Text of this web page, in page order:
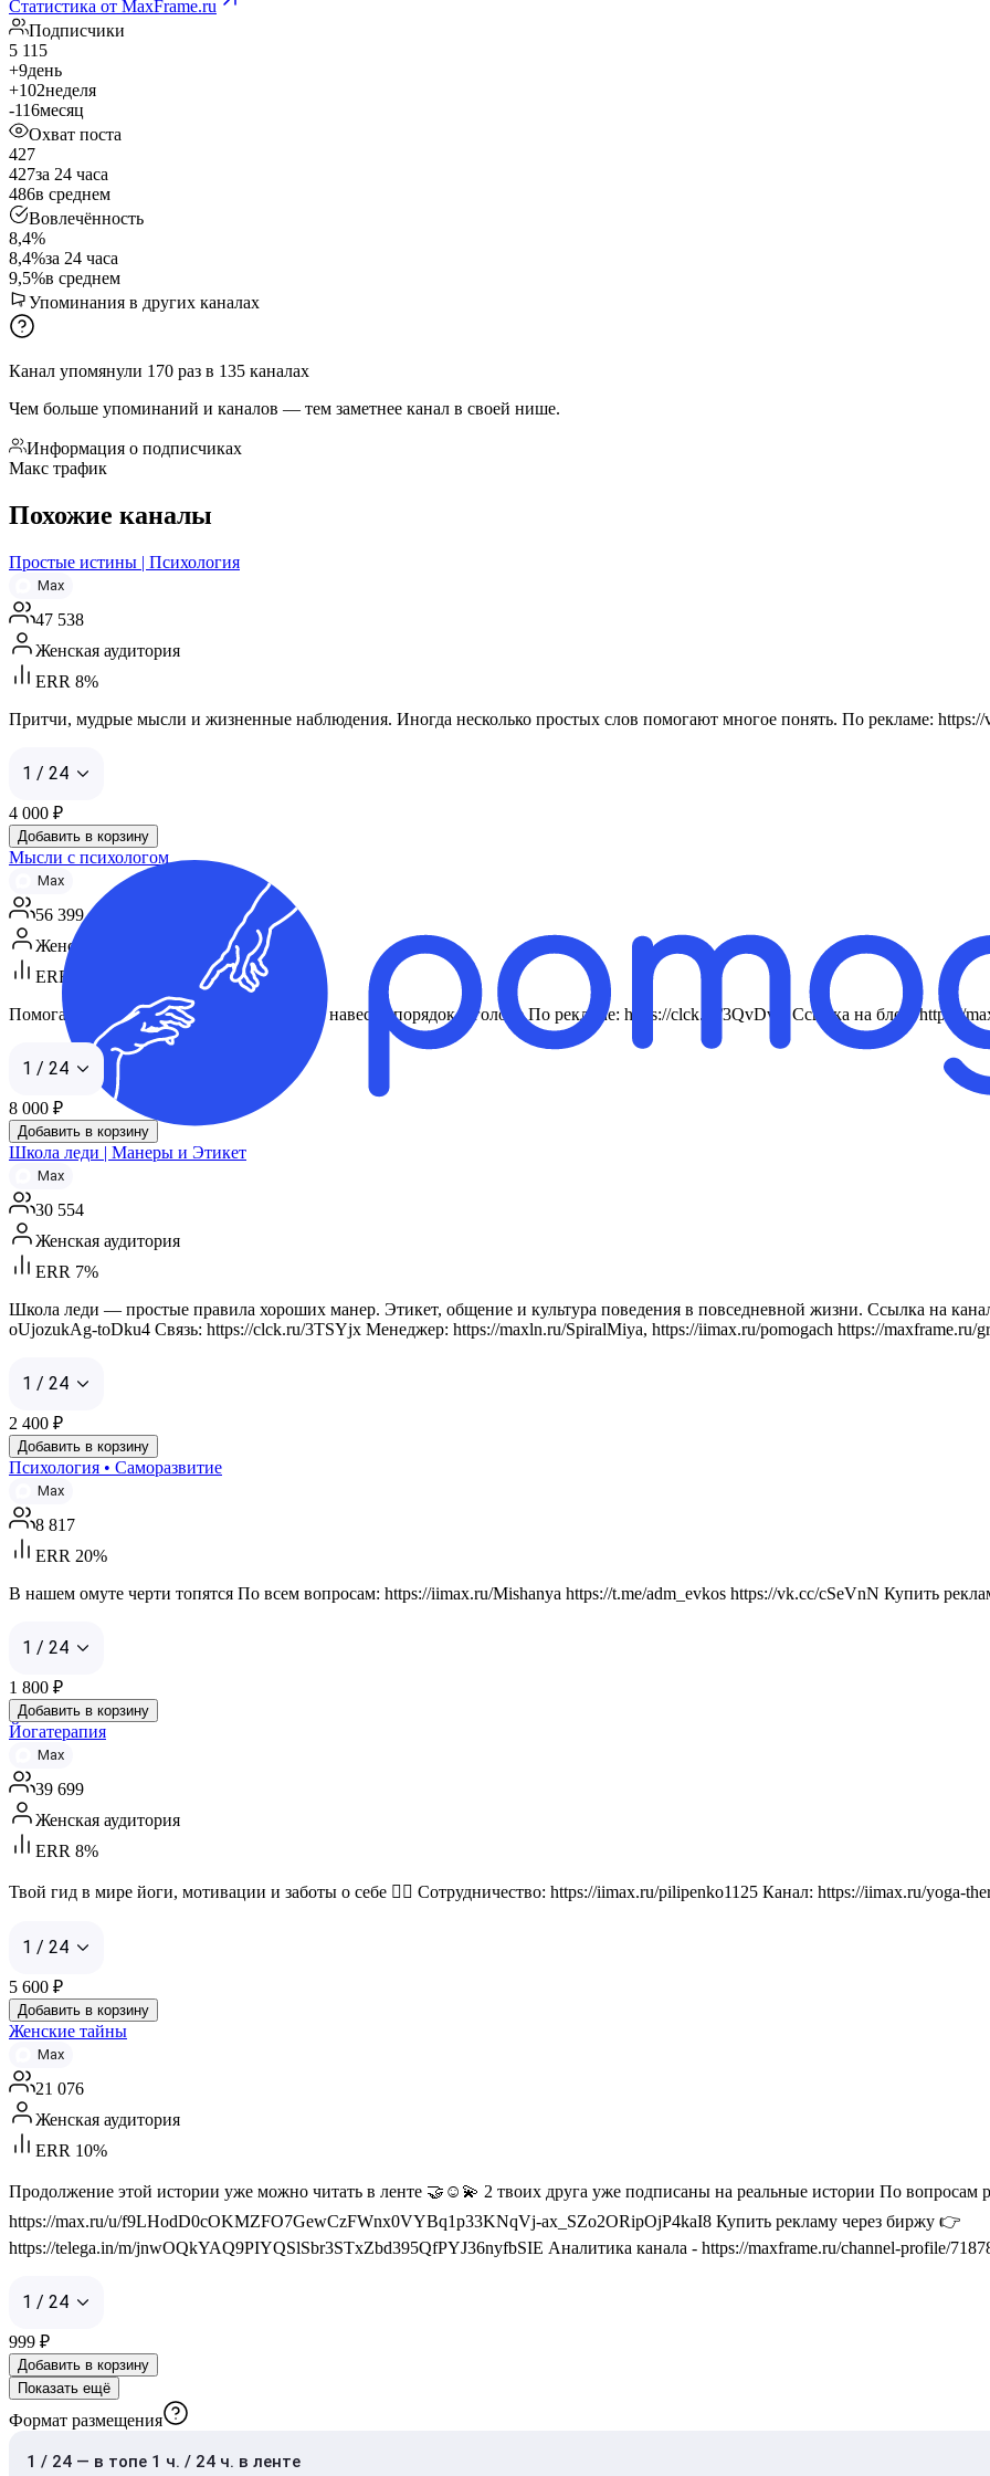
Статистика от MaxFrame.ru
Подписчики
5 115
+9день
+102неделя
-116месяц
Охват поста
427
427за 24 часа
486в среднем
Вовлечённость
8,4%
8,4%за 24 часа
9,5%в среднем
Упоминания в других каналах
Канал упомянули 170 раз в 135 каналах
Чем больше упоминаний и каналов — тем заметнее канал в своей нише.
Информация о подписчиках
Макс трафик
Похожие каналы
Простые истины | Психология
Max
47 538
Женская аудитория
ERR 8%
Притчи, мудрые мысли и жизненные наблюдения. Иногда несколько простых слов помогают многое понять. По рекламе: https://
1 / 24
4 000 ₽
Добавить в корзину
Мысли с психологом
Max
56 399
Женская аудитория
ERR 14%
Помогаем «выдохнуть», убрать тревогу и навести порядок в голове По рекламе: https://clck.ru/3QvDvC Ссылка на блог:
1 / 24
8 000 ₽
Добавить в корзину
Школа леди | Манеры и Этикет
Max
30 554
Женская аудитория
ERR 7%
Школа леди — простые правила хороших манер. Этикет, общение и культура поведения в повседневной жизни. Ссылка на
oUjozukAg-toDku4 Связь: https://clck.ru/3TSYjx Менеджер: https://maxln.ru/SpiralMiya, https://iimax.ru/pomogach https://maxframe.ru/
1 / 24
2 400 ₽
Добавить в корзину
Психология • Саморазвитие
Max
8 817
ERR 20%
В нашем омуте черти топятся По всем вопросам: https://iimax.ru/Mishanya https://t.me/adm_evkos https://vk.cc/cSeVnN Купить
1 / 24
1 800 ₽
Добавить в корзину
Йогатерапия
Max
39 699
Женская аудитория
ERR 8%
Твой гид в мире йоги, мотивации и заботы о себе 🧘‍♀️ Сотрудничество: https://iimax.ru/pilipenko1125 Канал: https://iimax.ru/yoga-
1 / 24
5 600 ₽
Добавить в корзину
Женские тайны
Max
21 076
Женская аудитория
ERR 10%
Продолжение этой истории уже можно читать в ленте 🤝☺️💫 2 твоих друга уже подписаны на реальные истории По вопросам
https://max.ru/u/f9LHodD0cOKMZFO7GewCzFWnx0VYBq1p33KNqVj-ax_SZo2ORipOjP4kaI8 Купить рекламу через биржу 👉
https://telega.in/m/jnwOQkYAQ9PIYQSlSbr3STxZbd395QfPYJ36nyfbSIE Аналитика канала - https://maxframe.ru/channel-profile/
1 / 24
999 ₽
Добавить в корзину
Показать ещё
Формат размещения
1 / 24 — в топе 1 ч. / 24 ч. в ленте